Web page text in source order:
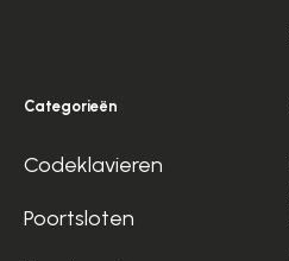
Categorieën
Codeklavieren
Poortsloten